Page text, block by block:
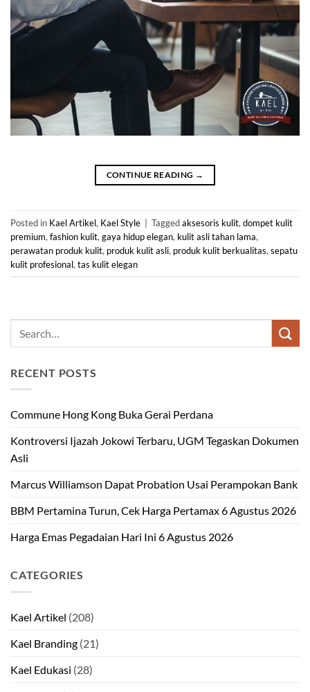
CONTINUE READING →
Posted in Kael Artikel, Kael Style Taggedaksesoris kulit, dompet kulit
premium, fashion kulit, gaya hidup elegan, kulit asli tahan lama,
perawatan produk kulit, produk kulit asli, produk kulit berkualitas, sepatu
kulit profesional, tas kulit elegan
RECENT POSTS
Commune Hong Kong Buka Gerai Perdana
Kontroversi Ijazah Jokowi Terbaru, UGM Tegaskan Dokumen
Asli
Marcus Williamson Dapat Probation Usai Perampokan Bank
BBM Pertamina Turun, Cek Harga Pertamax 6 Agustus 2026
Harga Emas Pegadaian Hari Ini 6 Agustus 2026
CATEGORIES
Kael Artikel (208)
Kael Branding (21)
Kael Edukasi (28)